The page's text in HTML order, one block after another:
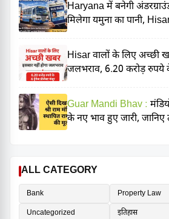
Haryana में बनेगी
मिलेगा यमुना का पानी,
Hisar वालों के लिए अच्छी
जलभराव, 6.20 करोड़ रुपये
Guar Mandi Bhav :
के नए भाव हुए जारी, जानिए
ALL CATEGORY
Bank
Property Law
Uncategorized
इतिहास